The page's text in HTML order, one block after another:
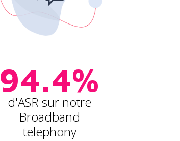
94.4%
d'ASR sur notre
Broadband
telephony